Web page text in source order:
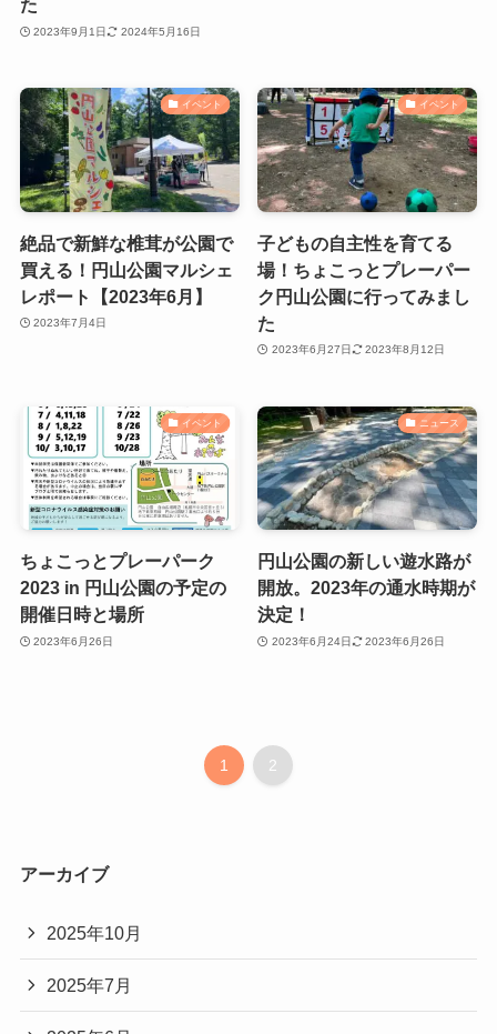
た
2023年9月1日 2024年5月16日
イベント
絶品で新鮮な椎茸が公園で
買える！円山公園マルシェ
レポート【2023年6月】
2023年7月4日
イベント
子どもの自主性を育てる
場！ちょこっとプレーパー
ク円山公園に行ってみまし
た
2023年6月27日 2023年8月12日
イベント
ちょこっとプレーパーク
2023 in 円山公園の予定の
開催日時と場所
2023年6月26日
ニュース
円山公園の新しい遊水路が
開放。2023年の通水時期が
決定！
2023年6月24日 2023年6月26日
1 2
アーカイブ
2025年10月
2025年7月